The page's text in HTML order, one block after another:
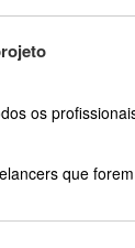
os
que